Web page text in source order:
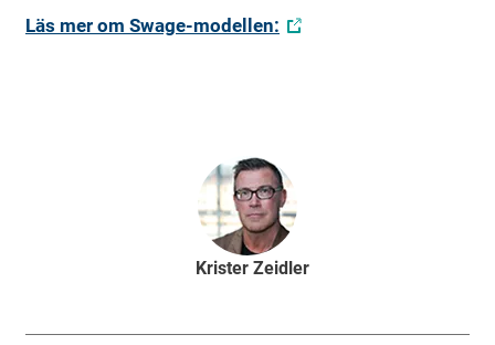
Läs mer om Swage-modellen:
Krister Zeidler